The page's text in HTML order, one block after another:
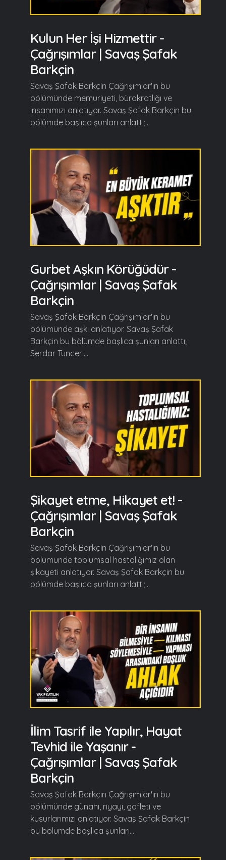
Kulun Her İşi Hizmettir -
Çağrışımlar | Savaş Şafak
Barkçin
Savaş Şafak Barkçin Çağrışımlar'ın bu
bölümünde memuriyeti, bürokratlığı ve
insanımızı anlatıyor. Savaş Şafak Barkçin bu
bölümde başlıca şunları anlattı;...
Gurbet Aşkın Körüğüdür -
Çağrışımlar | Savaş Şafak
Barkçin
Savaş Şafak Barkçin Çağrışımlar'ın bu
bölümünde aşkı anlatıyor. Savaş Şafak
Barkçin bu bölümde başlıca şunları anlattı;
Serdar Tuncer:...
Şikayet etme, Hikayet et! -
Çağrışımlar | Savaş Şafak
Barkçin
Savaş Şafak Barkçin Çağrışımlar'ın bu
bölümünde toplumsal hastalığımız olan
şikayeti anlatıyor. Savaş Şafak Barkçin bu
bölümde başlıca şunları anlattı;...
İlim Tasrif ile Yapılır, Hayat
Tevhid ile Yaşanır -
Çağrışımlar | Savaş Şafak
Barkçin
Savaş Şafak Barkçin Çağrışımlar'ın bu
bölümünde günahı, riyayı, gafleti ve
kusurlarımızı anlatıyor. Savaş Şafak Barkçin
bu bölümde başlıca şunları...